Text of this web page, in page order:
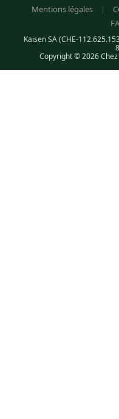
Mentions légales |
Kaisen SA (CHE-
Copyright © 2026